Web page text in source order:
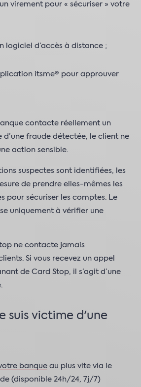
virement pour « sécuriser » votre
logiciel d’accès à distance ;
itsme® pour approuver
contacte réellement un
d’une fraude détectée, le client ne
action sensible.
suspectes sont identifiées, les
de prendre elles-mêmes les
pour sécuriser les comptes. Le
uniquement à vérifier une
ne contacte jamais
Si vous recevez un appel
de Card Stop, il s’agit d’une
suis victime d'une
banque au plus vite via le
(disponible 24h/24, 7j/7)